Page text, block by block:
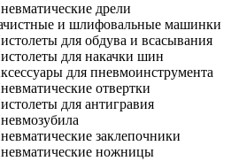
дрели
и шлифовальные машинки
для обдува и всасывания
для накачки шин
для пневмоинструмента
отвертки
для антигравия
заклепочники
ножницы